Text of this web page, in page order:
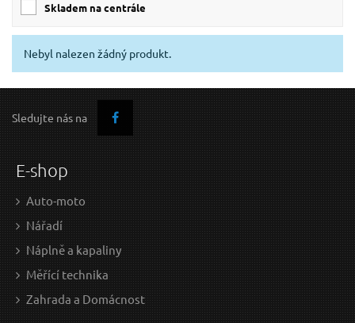
skladem na centrále
Nebyl nalezen žádný produkt.
Sledujte nás na
E-shop
Auto-moto
Nářadí
Náplně a kapaliny
Měřící technika
Zahrada a Domácnost